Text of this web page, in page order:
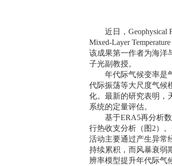
近日， Geophysical
Mixed‐Layer
该成果第一作者为海洋
子光副教授。
年代际气候变率是
代际振荡等大尺度气候
化。最新的研究表明，
系统的定量评估。
基于ERA5再分析
行热收支分析（图 2）
活动主要通过产生异常
持续累积，而风暴衰弱
辨率模型提升年代际气